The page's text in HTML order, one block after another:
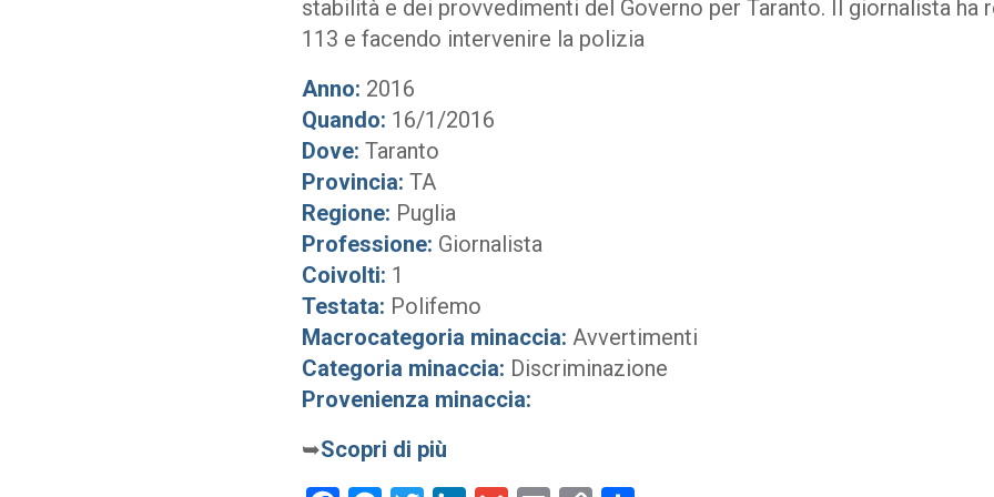
stabilità e dei provvedimenti del Governo per Taranto. Il giornalista ha
113 e facendo intervenire la polizia
Anno: 2016
Quando: 16/1/2016
Dove: Taranto
Provincia: TA
Regione: Puglia
Professione: Giornalista
Coivolti: 1
Testata: Polifemo
Macrocategoria minaccia: Avvertimenti
Categoria minaccia: Discriminazione
Provenienza minaccia:
➥Scopri di più